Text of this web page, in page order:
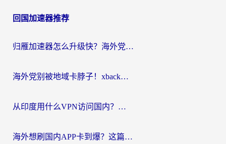
回国加速器推荐
归雁加速器怎么升级快？海外党无缝访问国内资源的全攻略（附免费VPN推荐Dcard热门款）
海外党别被地域卡脖子！xback回国加速器选择全攻略，轻松刷剧玩国服
从印度用什么VPN访问国内？海外党亲测的无缝回国上网指南
海外想刷国内APP卡到爆？这篇海外访问国内服务器加速指南帮你解决所有问题